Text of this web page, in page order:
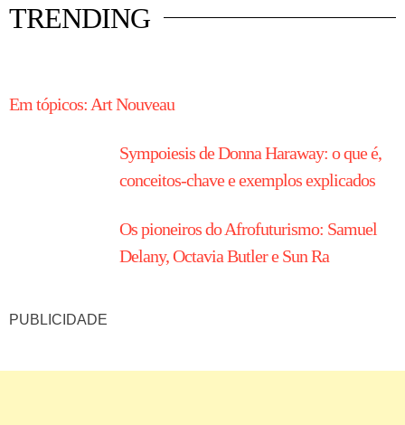
TRENDING
Em tópicos: Art Nouveau
Sympoiesis de Donna Haraway: o que é,
conceitos-chave e exemplos explicados
Os pioneiros do Afrofuturismo: Samuel
Delany, Octavia Butler e Sun Ra
PUBLICIDADE